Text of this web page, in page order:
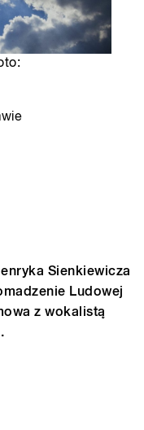
Sienkiewicza
Ludowej
z wokalistą